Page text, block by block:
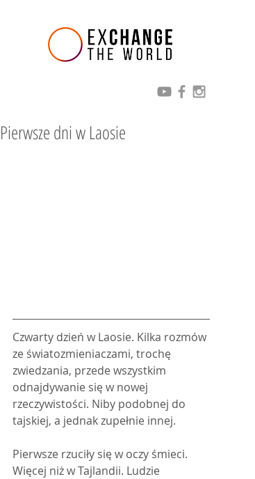
Pierwsze dni w Laosie
Czwarty dzień w Laosie. Kilka rozmów
ze światozmieniaczami, trochę
zwiedzania, przede wszystkim
odnajdywanie się w nowej
rzeczywistości. Niby podobnej do
tajskiej, a jednak zupełnie innej.
Pierwsze rzuciły się w oczy śmieci.
Więcej niż w Tajlandii. Ludzie